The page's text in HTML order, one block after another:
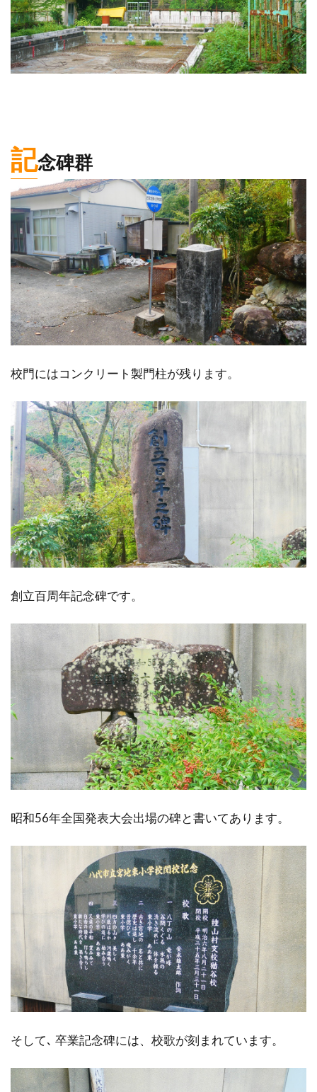
記念碑群
校門にはコンクリート製門柱が残ります。
創立百周年記念碑です。
昭和56年全国発表大会出場の碑と書いてあります。
そして､ 卒業記念碑には、校歌が刻まれています。